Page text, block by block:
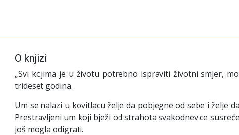
O knjizi
„Svi kojima je u životu potrebno ispraviti životni smjer,
trideset godina.
Um se nalazi u kovitlacu želje da pobjegne od sebe i želje
Prestravljeni um koji bježi od strahota svakodnevice
još mogla odigrati.